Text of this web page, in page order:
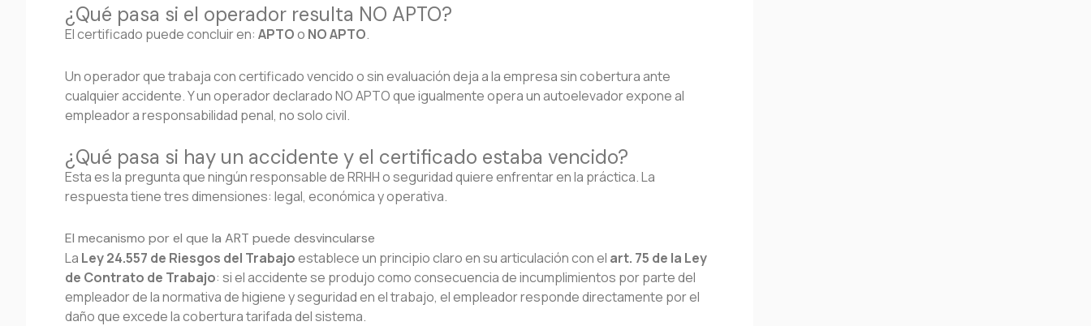
¿Qué pasa si el operador resulta NO APTO?
El certificado puede concluir en: APTOo NO APTO.
Un operador que trabaja con certificado vencido o sin evaluación deja a la empresa sin cobertura ante
cualquier accidente. Y un operador declarado NO APTO que igualmente opera un autoelevador expone al
empleador a responsabilidad penal, no solo civil.
¿Qué pasa si hay un accidente y el certificado estaba vencido?
Esta es la pregunta que ningún responsable de RRHH o seguridad quiere enfrentar en la práctica. La
respuesta tiene tres dimensiones: legal, económica y operativa.
El mecanismo por el que la ART puede desvincularse
La Ley 24.557 de Riesgos del Trabajoestablece un principio claro en su articulación con el art. 75 de la Ley
de Contrato de Trabajo: si el accidente se produjo como consecuencia de incumplimientos por parte del
empleador de la normativa de higiene y seguridad en el trabajo, el empleador responde directamente por el
daño que excede la cobertura tarifada del sistema.